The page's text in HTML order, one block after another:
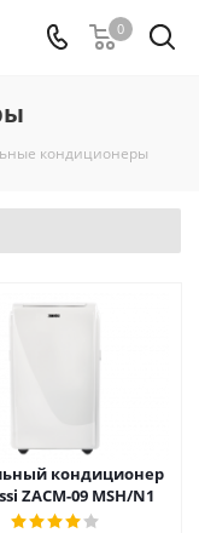
0
кондиционеры
кондиционер
ZACM-09 MSH/N1